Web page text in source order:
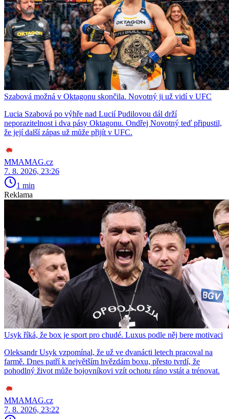
Szabová možná v Oktagonu skončila. Novotný ji už vidí v UFC
Lucia Szabová po výhře nad Lucií Pudilovou dál drží
neporazitelnost i dva pásy Oktagonu. Ondřej Novotný teď připustil,
že její další zápas už může přijít v UFC.
MMAMAG.cz
7. 8. 2026, 23:26
1 min
Reklama
Usyk říká, že box je sport pro chudé. Luxus podle něj bere motivaci
Oleksandr Usyk vzpomínal, že už ve dvanácti letech pracoval na
farmě. Dnes patří k největším hvězdám boxu, přesto tvrdí, že
pohodlný život může bojovníkovi vzít ochotu ráno vstát a trénovat.
MMAMAG.cz
7. 8. 2026, 23:22